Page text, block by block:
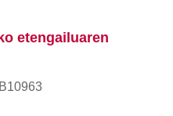
etengailuaren